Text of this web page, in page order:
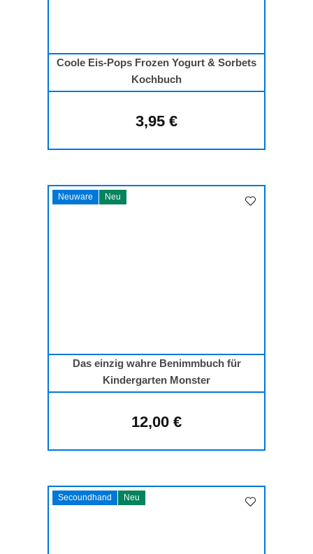
Coole Eis-Pops Frozen Yogurt & Sorbets
Kochbuch
Regulärer Preis:
3,95 €
Neuware Neu
Das einzig wahre Benimmbuch für
Kindergarten Monster
Regulärer Preis:
12,00 €
Secoundhand Neu